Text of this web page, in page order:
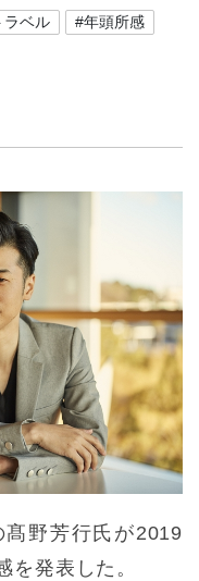
ラベル #年頭所感
野芳行氏が2019
を発表した。